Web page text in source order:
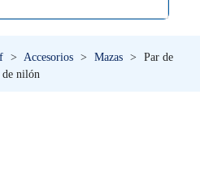
> Accesorios > Mazas >
Par de
de nilón